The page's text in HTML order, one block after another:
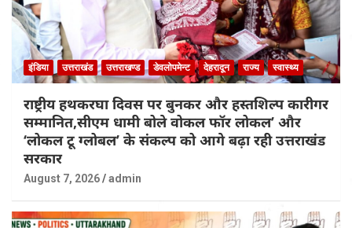
इंडिया उत्तराखंड उत्तराखण्ड डेवलोपमेन्ट देहरादून राज्य स्वास्थ्य
राष्ट्रीय हथकरघा दिवस पर बुनकर और हस्तशिल्प कारीगर
सम्मानित,सीएम धामी बोले वोकल फॉर लोकल’ और
‘लोकल टू ग्लोबल’ के संकल्प को आगे बढ़ा रही उत्तराखंड
सरकार
August 7, 2026 admin